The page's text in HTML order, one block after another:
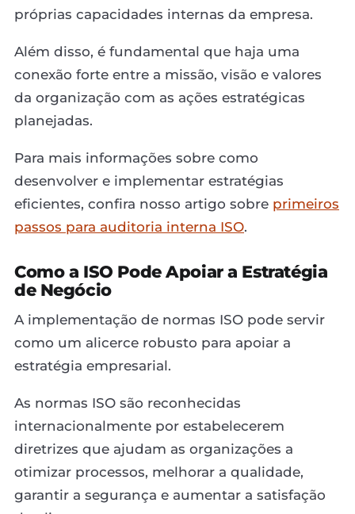
próprias capacidades internas da empresa.
Além disso, é fundamental que haja uma
conexão forte entre a missão, visão e valores
da organização com as ações estratégicas
planejadas.
Para mais informações sobre como
desenvolver e implementar estratégias
eficientes, confira nosso artigo sobre primeiros
passos para auditoria interna ISO.
Como a ISO Pode Apoiar a Estratégia
de Negócio
A implementação de normas ISO pode servir
como um alicerce robusto para apoiar a
estratégia empresarial.
As normas ISO são reconhecidas
internacionalmente por estabelecerem
diretrizes que ajudam as organizações a
otimizar processos, melhorar a qualidade,
garantir a segurança e aumentar a satisfação